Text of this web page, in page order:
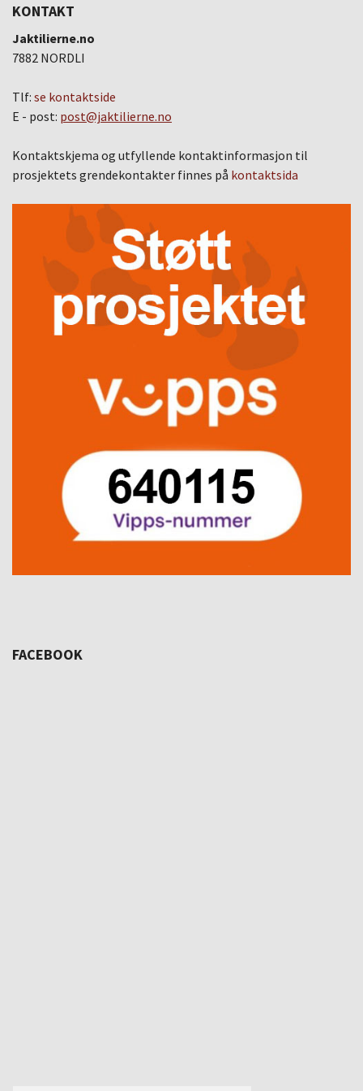
KONTAKT
Jaktilierne.no
7882 NORDLI
Tlf: se kontaktside
E - post: post@jaktilierne.no
Kontaktskjema og utfyllende kontaktinformasjon til
prosjektets grendekontakter finnes på kontaktsida
FACEBOOK